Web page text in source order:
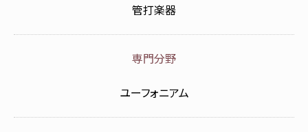
管打楽器
専門分野
ユーフォニアム